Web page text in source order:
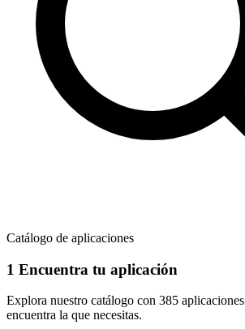
Catálogo de aplicaciones
1 Encuentra tu aplicación
Explora nuestro catálogo con 385 aplicaciones
encuentra la que necesitas.